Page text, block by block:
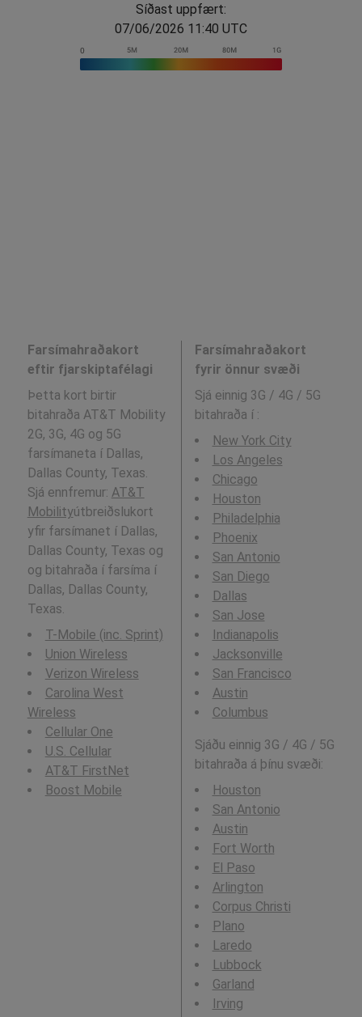
Síðast uppfært:
07/06/2026 11:40 UTC
Farsímahraðakort
eftir fjarskiptafélagi
Þetta kort birtir
bitahraða AT&T Mobility
2G, 3G, 4G og 5G
farsímaneta í Dallas,
Dallas County, Texas.
Sjá ennfremur: AT&T
Mobilityútbreiðslukort
yfir farsímanet í Dallas,
Dallas County, Texas og
og bitahraða í farsíma í
Dallas, Dallas County,
Texas.
T-Mobile (inc. Sprint)
Union Wireless
Verizon Wireless
Carolina West
Wireless
Cellular One
U.S. Cellular
AT&T FirstNet
Boost Mobile
Farsímahraðakort
fyrir önnur svæði
Sjá einnig 3G / 4G / 5G
bitahraða í :
New York City
Los Angeles
Chicago
Houston
Philadelphia
Phoenix
San Antonio
San Diego
Dallas
San Jose
Indianapolis
Jacksonville
San Francisco
Austin
Columbus
Sjáðu einnig 3G / 4G / 5G
bitahraða á þínu svæði:
Houston
San Antonio
Austin
Fort Worth
El Paso
Arlington
Corpus Christi
Plano
Laredo
Lubbock
Garland
Irving